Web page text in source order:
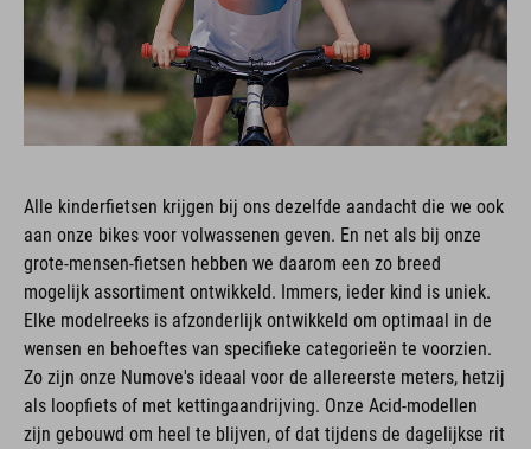
Alle kinderfietsen krijgen bij ons dezelfde aandacht die we ook
aan onze bikes voor volwassenen geven. En net als bij onze
grote-mensen-fietsen hebben we daarom een zo breed
mogelijk assortiment ontwikkeld. Immers, ieder kind is uniek.
Elke modelreeks is afzonderlijk ontwikkeld om optimaal in de
wensen en behoeftes van specifieke categorieën te voorzien.
Zo zijn onze Numove's ideaal voor de allereerste meters, hetzij
als loopfiets of met kettingaandrijving. Onze Acid-modellen
zijn gebouwd om heel te blijven, of dat tijdens de dagelijkse rit